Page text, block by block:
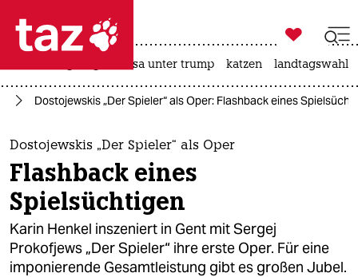
 taz zahl ich
taz zahl ich
themen
politik
öko
gesellschaft

taz zahl ich
usa unter trump katzen landtagswahl
Dostojewskis „Der Spieler“ als Oper: Flashback eines
Dostojewskis „Der Spieler“ als Oper
Flashback eines
Spielsüchtigen
Karin Henkel inszeniert in Gent mit Sergej
Prokofjews „Der Spieler“ ihre erste Oper. Für eine
imponierende Gesamtleistung gibt es großen Jubel.